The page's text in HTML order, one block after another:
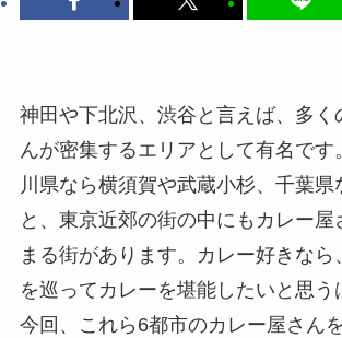
神田や下北沢、渋谷と言えば、多く
んが密集するエリアとして有名です
川県なら横須賀や武蔵小杉、千葉県
と、東京近郊の街の中にもカレー屋
まる街があります。カレー好きなら
を巡ってカレーを堪能したいと思う
今回、これら6都市のカレー屋さん